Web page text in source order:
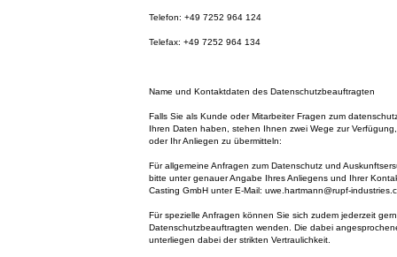
Telefon: +49 7252 964 124
Telefax: +49 7252 964 134
Name und Kontaktdaten des Datenschutzbeauftragten
Falls Sie als Kunde oder Mitarbeiter Fragen zum
Ihren Daten haben, stehen Ihnen zwei Wege zur
oder Ihr Anliegen zu übermitteln:
Für allgemeine Anfragen zum Datenschutz und
bitte unter genauer Angabe Ihres Anliegens und Ihrer
Casting GmbH unter E-Mail: uwe.hartmann@rupf-
Für spezielle Anfragen können Sie sich zudem jederzeit
Datenschutzbeauftragten wenden. Die dabei
unterliegen dabei der strikten Vertraulichkeit.